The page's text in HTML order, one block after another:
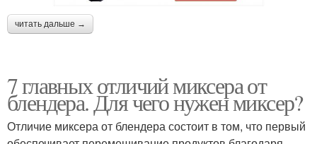
читать дальше →
7 главных отличий миксера от
блендера. Для чего нужен миксер?
Отличие миксера от блендера состоит в том, что первый